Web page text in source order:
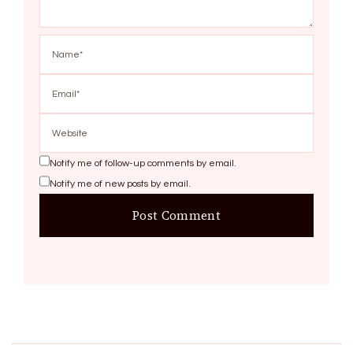
Notify me of follow-up comments by email.
Notify me of new posts by email.